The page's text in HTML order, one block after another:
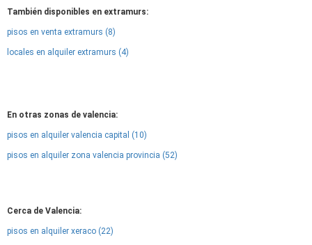
También disponibles en extramurs:
pisos en venta extramurs (8)
locales en alquiler extramurs (4)
En otras zonas de valencia:
pisos en alquiler valencia capital (10)
pisos en alquiler zona valencia provincia (52)
Cerca de Valencia:
pisos en alquiler xeraco (22)